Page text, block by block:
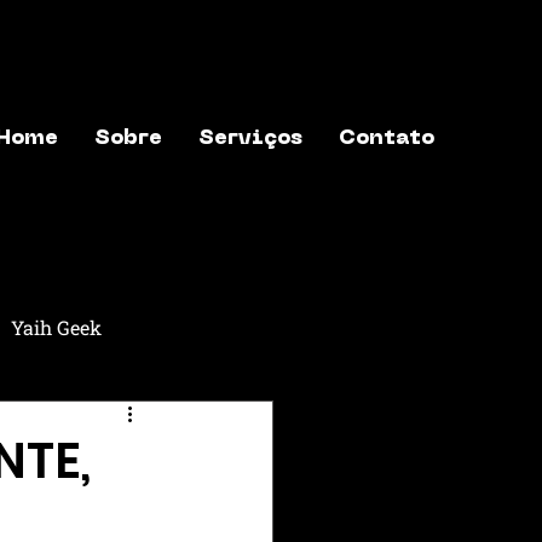
Home Sobre Serviços Contato
Yaih Geek